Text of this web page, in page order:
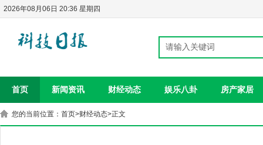
2026年08月06日 20:36 星期四
首页 新闻资讯 财经动态 娱乐八卦 房产家居
您的当前位置： 首页>财经动态>正文